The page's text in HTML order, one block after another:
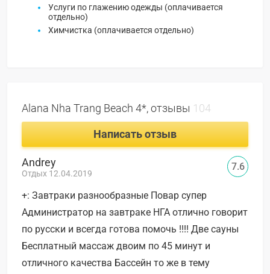
Услуги по глажению одежды (оплачивается
отдельно)
Химчистка (оплачивается отдельно)
Alana Nha Trang Beach 4*, отзывы 104
Написать отзыв
Andrey
Отдых 12.04.2019
+: Завтраки разнообразные Повар супер
Администратор на завтраке НГА отлично говорит
по русски и всегда готова помочь !!!! Две сауны
Бесплатный массаж двоим по 45 минут и
отличного качества Бассейн то же в тему
7.6